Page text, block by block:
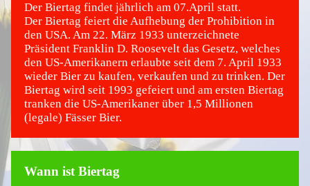
©
Der Biertag findet jährlich am 07.April statt.
Der Biertag feiert die Aufhebung der Prohibition in
den USA. Am 22. März 1933 unterzeichnete
Präsident Franklin D. Roosevelt das Gesetz, welches
den US-Amerikanern erlaubte seit dem 7. April 1933
wieder Bier zu kaufen, verkaufen und zu trinken. Der
Biertag wird seit 1993 gefeiert und am ersten Biertag
tranken die US-Amerikaner über 1,5 Millionen
(legale) Fässer Bier.
Wann ist Biertag